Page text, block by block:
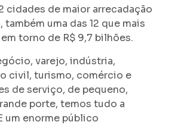
cidades de maior arrecadação
também uma das 12 que mais
torno de R$ 9,7 bilhões.
varejo, indústria,
civil, turismo, comércio e
de serviço, de pequeno,
porte, temos tudo a
um enorme público